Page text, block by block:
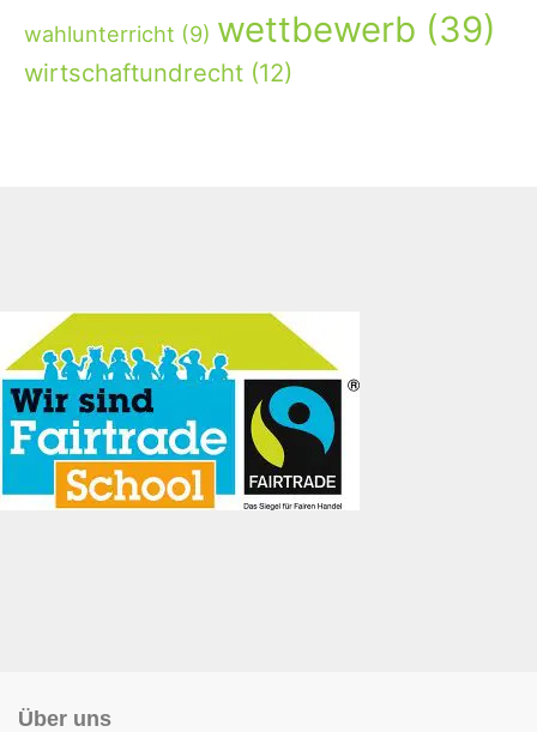
wahlunterricht (9) wettbewerb (39)
wirtschaftundrecht (12)
Über uns